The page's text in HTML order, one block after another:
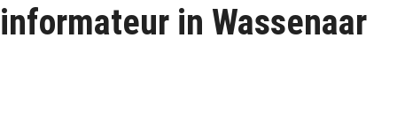
informateur in Wassenaar